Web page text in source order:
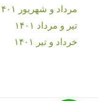
مرداد و شهریور ۱۴۰۱
تیر و مرداد ۱۴۰۱
خرداد و تیر ۱۴۰۱